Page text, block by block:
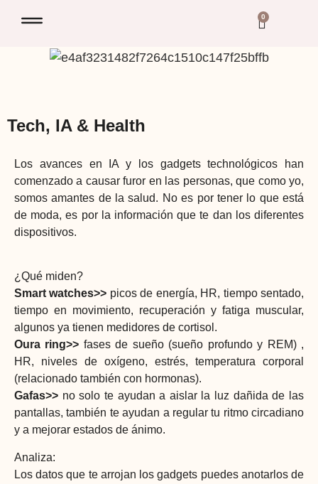
0
Tech, IA & Health
Los avances en IA y los gadgets technológicos han
comenzado a causar furor en las personas, que como yo,
somos amantes de la salud. No es por tener lo que está
de moda, es por la información que te dan los diferentes
dispositivos.
¿Qué miden?
Smart watches>> picos de energía, HR, tiempo sentado,
tiempo en movimiento, recuperación y fatiga muscular,
algunos ya tienen medidores de cortisol.
Oura ring>> fases de sueño (sueño profundo y REM) ,
HR, niveles de oxígeno, estrés, temperatura corporal
(relacionado también con hormonas).
Gafas>> no solo te ayudan a aislar la luz dañida de las
pantallas, también te ayudan a regular tu ritmo circadiano
y a mejorar estados de ánimo.
Analiza:
Los datos que te arrojan los gadgets puedes anotarlos de